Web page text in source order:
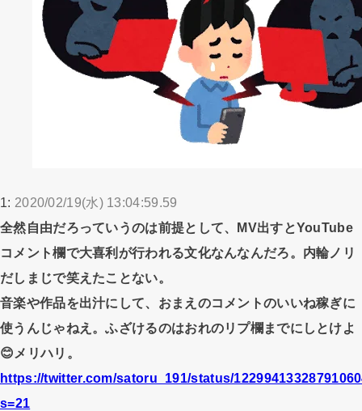
1: 2020/02/19(水) 13:04:59.59
全然自由だろっていうのは前提として、MV出すとYouTube
コメント欄で大喜利が行われる文化なんなんだろ。内輪ノリ
だしまじで笑えたことない。
音楽や作品を出汁にして、おまえのコメントのいいね稼ぎに
使うんじゃねえ。ふざけるのはおれのリプ欄までにしとけよ
😊メリハリ。
https://twitter.com/satoru_191/status/
s=21